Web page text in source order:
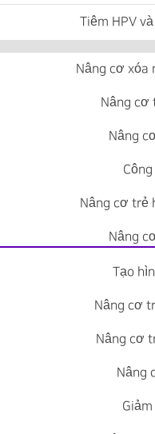
Tiêm HPV
Nâng cơ xóa
Nâng cơ
Nâng
Nâng cơ trẻ
Nâng
Tạo
Nâng cơ
Nâng cơ
Nâng